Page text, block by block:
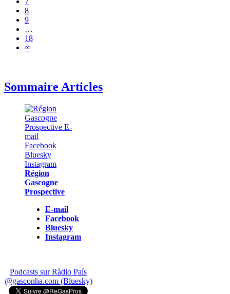
8
9
…
18
∞
Sommaire Articles
Région
Gascogne
Prospective
E-mail
Facebook
Bluesky
Instagram
Podcasts sur Ràdio País
@gasconha.com (Bluesky)